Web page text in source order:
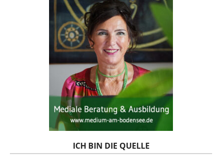
ICH BIN DIE QUELLE